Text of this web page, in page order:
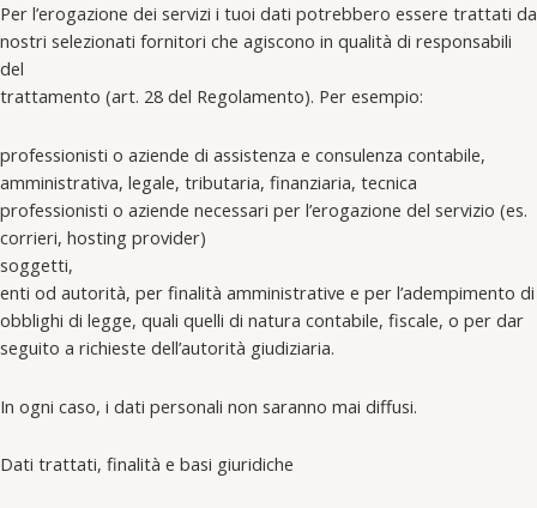
Per l’erogazione dei servizi i tuoi dati potrebbero essere trattati da
nostri selezionati fornitori che agiscono in qualità di responsabili
del
trattamento (art. 28 del Regolamento). Per esempio:
professionisti o aziende di assistenza e consulenza contabile,
amministrativa, legale, tributaria, finanziaria, tecnica
professionisti o aziende necessari per l’erogazione del servizio (es.
corrieri, hosting provider)
soggetti,
enti od autorità, per finalità amministrative e per l’adempimento di
obblighi di legge, quali quelli di natura contabile, fiscale, o per dar
seguito a richieste dell’autorità giudiziaria.
In ogni caso, i dati personali non saranno mai diffusi.
Dati trattati, finalità e basi giuridiche